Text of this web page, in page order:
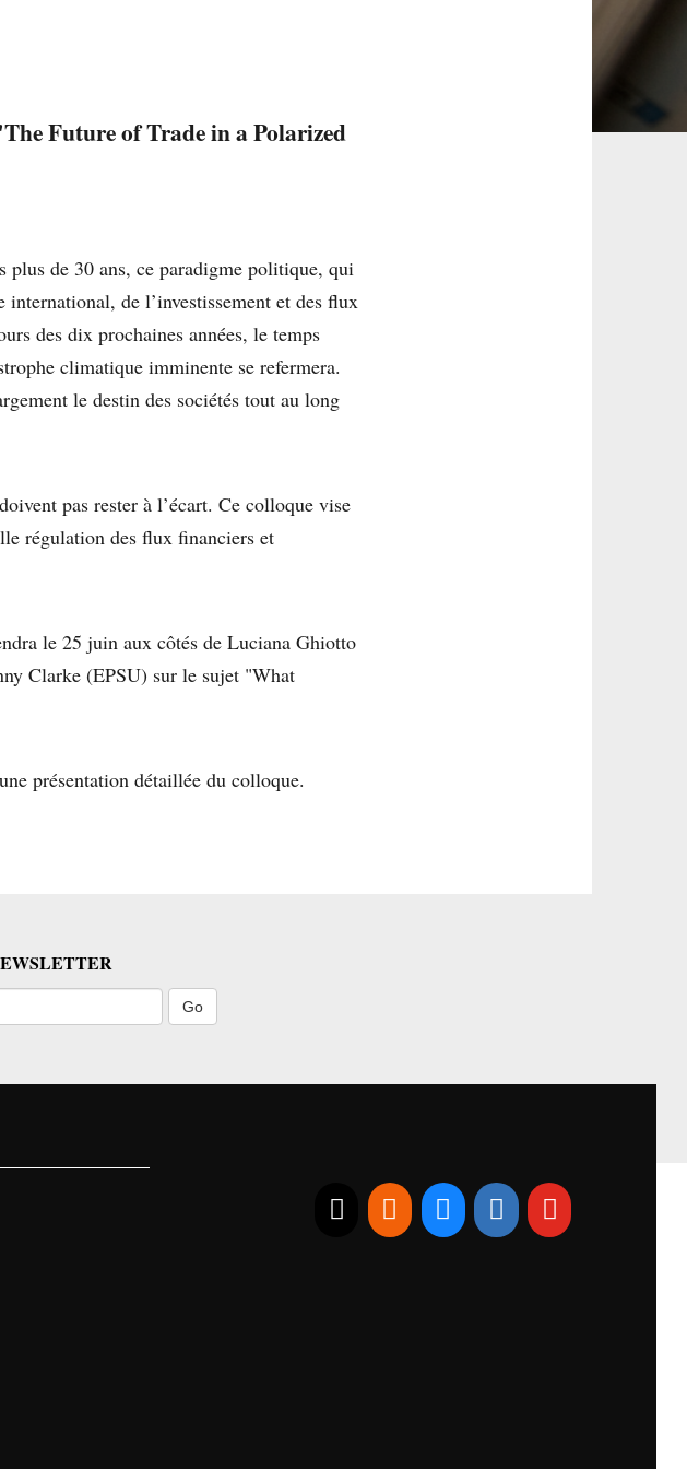
Future of Trade in a Polarized
de 30 ans, ce paradigme politique, qui
de l’investissement et des flux
des dix prochaines années, le temps
climatique imminente se refermera.
le destin des sociétés tout au long
pas rester à l’écart. Ce colloque vise
régulation des flux financiers et
le 25 juin aux côtés de Luciana Ghiotto
Clarke (EPSU) sur le sujet "What
présentation détaillée du colloque.